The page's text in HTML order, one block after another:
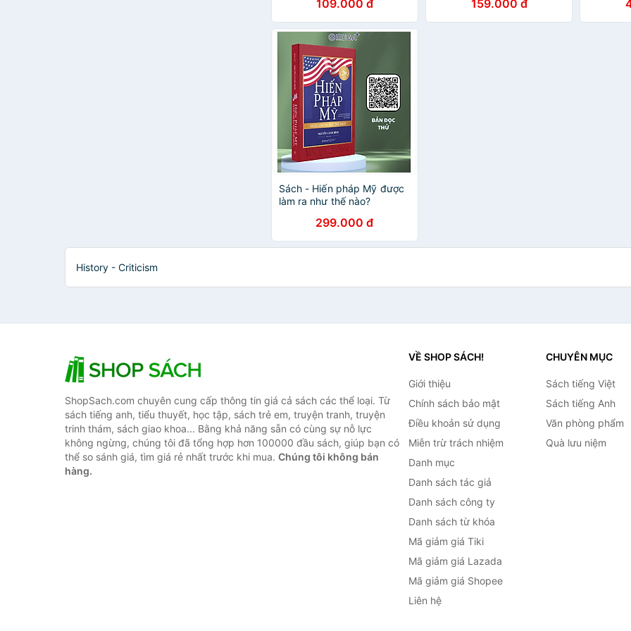
109.000 đ 159.000 đ
Sách - Hiến pháp Mỹ được
làm ra như thế nào?
299.000 đ
History - Criticism
ShopSach.com chuyên cung cấp thông tin giá cả sách các thể loại. Từ
sách tiếng anh, tiểu thuyết, học tập, sách trẻ em, truyện tranh, truyện
trinh thám, sách giao khoa... Bằng khả năng sẵn có cùng sự nỗ lực
không ngừng, chúng tôi đã tổng hợp hơn 100000 đầu sách, giúp bạn có
thể so sánh giá, tìm giá rẻ nhất trước khi mua. Chúng tôi không bán
hàng.
VỀ SHOP SÁCH!
Giới thiệu
Chính sách bảo mật
Điều khoản sử dụng
Miễn trừ trách nhiệm
Danh mục
Danh sách tác giả
Danh sách công ty
Danh sách từ khóa
Mã giảm giá Tiki
Mã giảm giá Lazada
Mã giảm giá Shopee
Liên hệ
CHUYÊN MỤC
Sách tiếng Việt
Sách tiếng Anh
Văn phòng phẩm
Quà lưu niệm